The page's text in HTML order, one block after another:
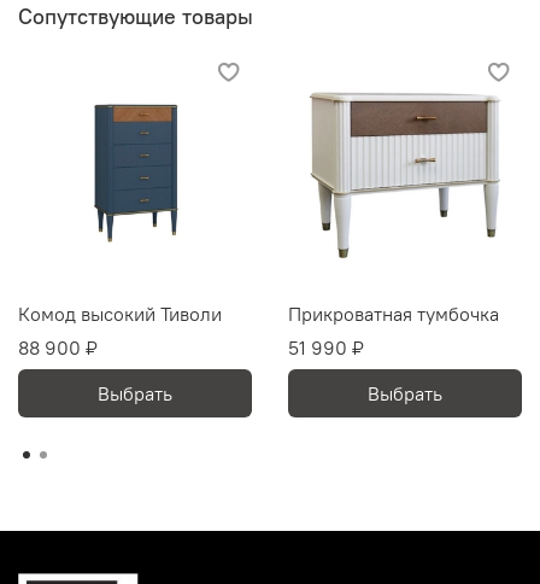
Сопутствующие товары
Комод высокий Тиволи
88 900 ₽
Выбрать
Прикроватная тумбочка
51 990 ₽
Выбрать